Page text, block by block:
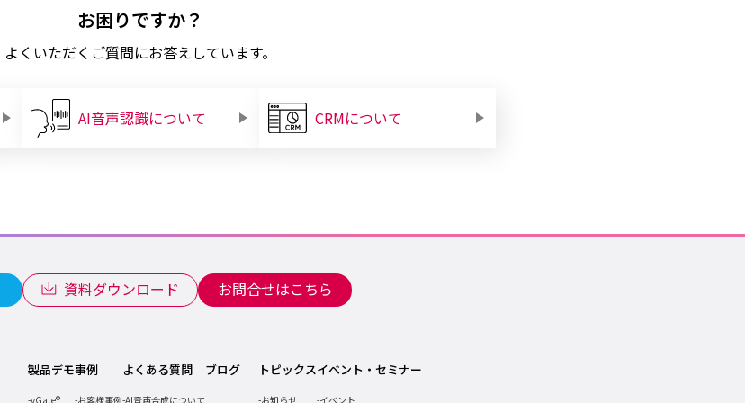
お困りですか？
よくいただくご質問にお答えしています。
AI音声認識について CRMについて
資料ダウンロード お問合せはこちら
製品デモ
vGate®
事例
お客様事例
よくある質問
AI音声合成について
ブログ トピックス
お知らせ
イベント・セミナー
イベント